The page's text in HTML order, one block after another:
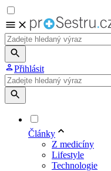
Přihlásit
Články
Z medicíny
Lifestyle
Technologie